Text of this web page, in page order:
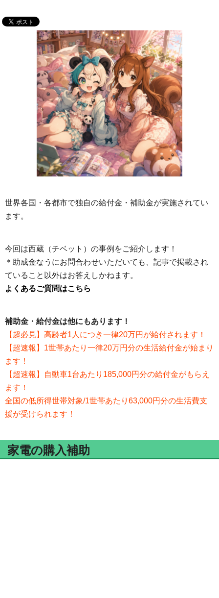
世界各国・各都市で独自の給付金・補助金が実施されてい
ます。
今回は西蔵（チベット）の事例をご紹介します！
＊助成金なうにお問合わせいただいても、記事で掲載され
ていること以外はお答えしかねます。
よくあるご質問はこちら
補助金・給付金は他にもあります！
【超必見】高齢者1人につき一律20万円が給付されます！
【超速報】1世帯あたり一律20万円分の生活給付金が始まり
ます！
【超速報】自動車1台あたり185,000円分の給付金がもらえ
ます！
全国の低所得世帯対象/1世帯あたり63,000円分の生活費支
援が受けられます！
家電の購入補助